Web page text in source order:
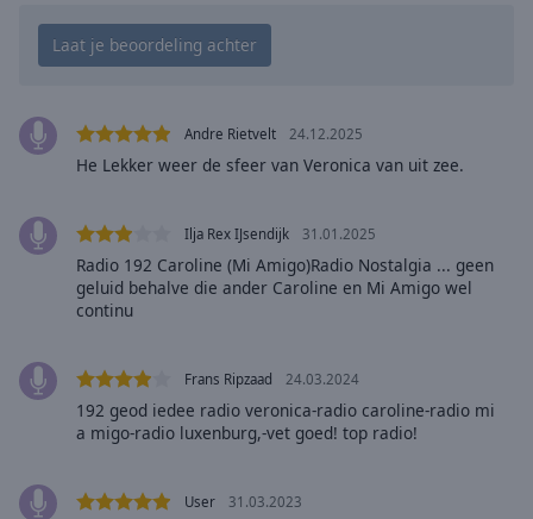
Color
Color
Caption
Area
Background
Opacity
Andre Rietvelt 24.12.2025
He Lekker weer de sfeer van Veronica van uit zee.
Ilja Rex IJsendijk 31.01.2025
Radio 192 Caroline (Mi Amigo)Radio Nostalgia ... geen
geluid behalve die ander Caroline en Mi Amigo wel
continu
Frans Ripzaad 24.03.2024
192 geod iedee radio veronica-radio caroline-radio mi
a migo-radio luxenburg,-vet goed! top radio!
User 31.03.2023